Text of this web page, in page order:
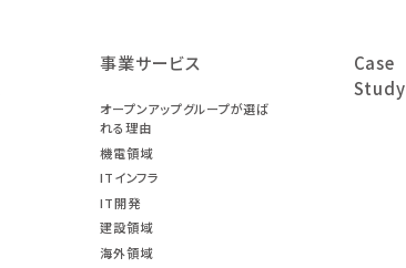
事業サービス
オープンアップグループが選ば
れる理由
機電領域
ITインフラ
IT開発
建設領域
海外領域
Case
Study